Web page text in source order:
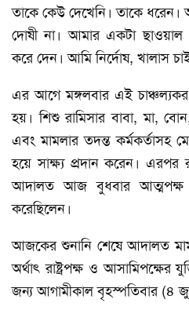
তাকে কেউ দেখেনি। তাকে
দোষী না। আমার একটা
করে দেন। আমি নির্দোষ, খালাস
এর আগে মঙ্গলবার এই চাঞ্চল্যকর
হয়। শিশু রামিসার বাবা, মা,
এবং মামলার তদন্ত
হয়ে সাক্ষ্য প্রদান করেন। এরপর
আদালত আজ বুধবার আত্মপক্ষ
করেছিলেন।
আজকের শুনানি শেষে আদালত
অর্থাৎ রাষ্ট্রপক্ষ ও আসামিপক্ষের
জন্য আগামীকাল বৃহস্পতিবার (৪